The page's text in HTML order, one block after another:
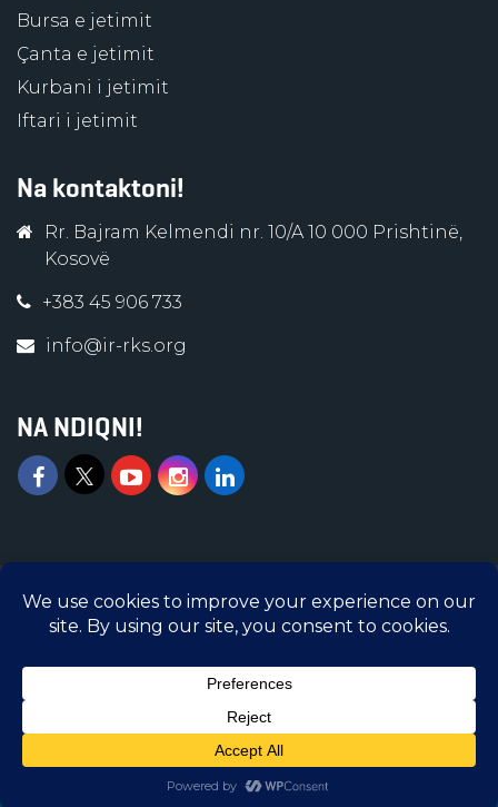
Bursa e jetimit
Çanta e jetimit
Kurbani i jetimit
Iftari i jetimit
Na kontaktoni!
Rr. Bajram Kelmendi nr. 10/A 10 000 Prishtinë,
Kosovë
+383 45 906 733
info@ir-rks.org
NA NDIQNI!
Islamic Relief © 2026 | Të gjitha të drejtat e
rezervuara | Islamic Relief Kosova është
Organizatë e regjistruar në Ministrinë e
Administratës Publike me numër regjistrimi
5300005-3
DHURONI SHPEJT